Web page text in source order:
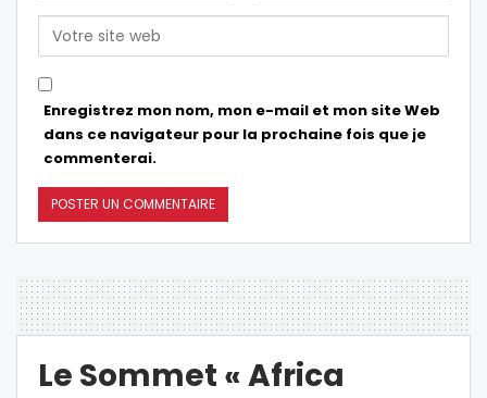
Enregistrez mon nom, mon e-mail et mon site Web
dans ce navigateur pour la prochaine fois que je
commenterai.
Le Sommet « Africa